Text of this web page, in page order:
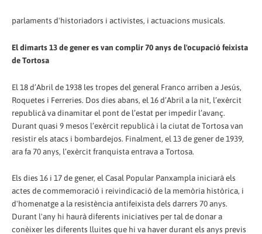
parlaments d'historiadors i activistes, i actuacions musicals.
El dimarts 13 de gener es van complir 70 anys de l'ocupació feixista
de Tortosa
El 18 d’Abril de 1938 les tropes del general Franco arriben a Jesús,
Roquetes i Ferreries. Dos dies abans, el 16 d’Abril a la nit, l’exèrcit
republicà va dinamitar el pont de l’estat per impedir l’avanç.
Durant quasi 9 mesos l’exèrcit republicà i la ciutat de Tortosa van
resistir els atacs i bombardejos. Finalment, el 13 de gener de 1939,
ara fa 70 anys, l’exèrcit franquista entrava a Tortosa.
Els dies 16 i 17 de gener, el Casal Popular Panxampla iniciarà els
actes de commemoració i reivindicació de la memòria històrica, i
d'homenatge a la resistència antifeixista dels darrers 70 anys.
Durant l'any hi haurà diferents iniciatives per tal de donar a
conèixer les diferents lluites que hi va haver durant els anys previs